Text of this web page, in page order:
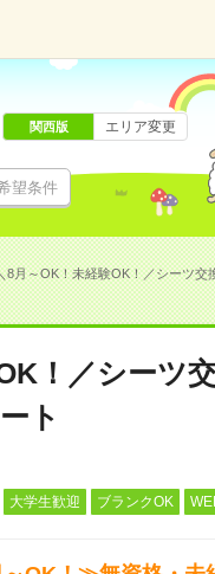
望条件
関西版 エリア変更
8月～OK！未経験OK！／シーツ交
！／シーツ
ト
大学生歓迎 ブランクOK